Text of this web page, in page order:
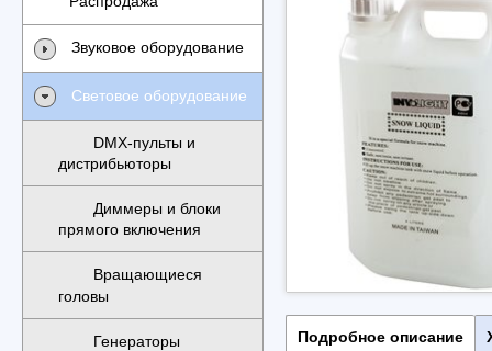
Звуковое оборудование
Световое оборудование
DMX-пульты и
дистрибьюторы
Диммеры и блоки
прямого включения
Вращающиеся
головы
Генераторы
Подробное описание